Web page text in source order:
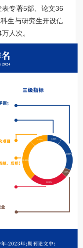
专著5部、论文36
生与研究生开设信
人次。